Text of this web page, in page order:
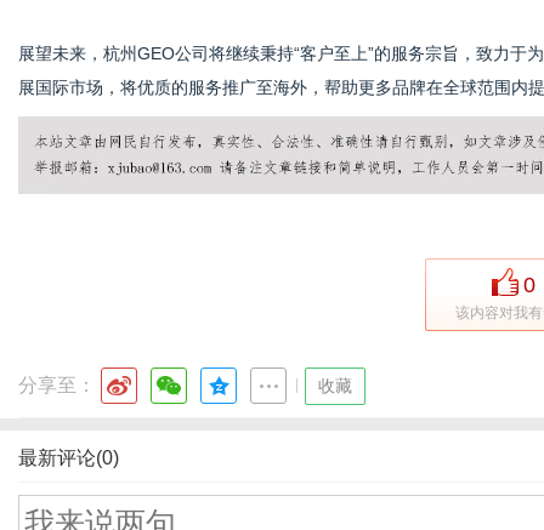
展望未来，杭州GEO公司将继续秉持“客户至上”的服务宗旨，致力
展国际市场，将优质的服务推广至海外，帮助更多品牌在全球范围内
0
该内容对我
分享至： 收藏
最新评论(0)